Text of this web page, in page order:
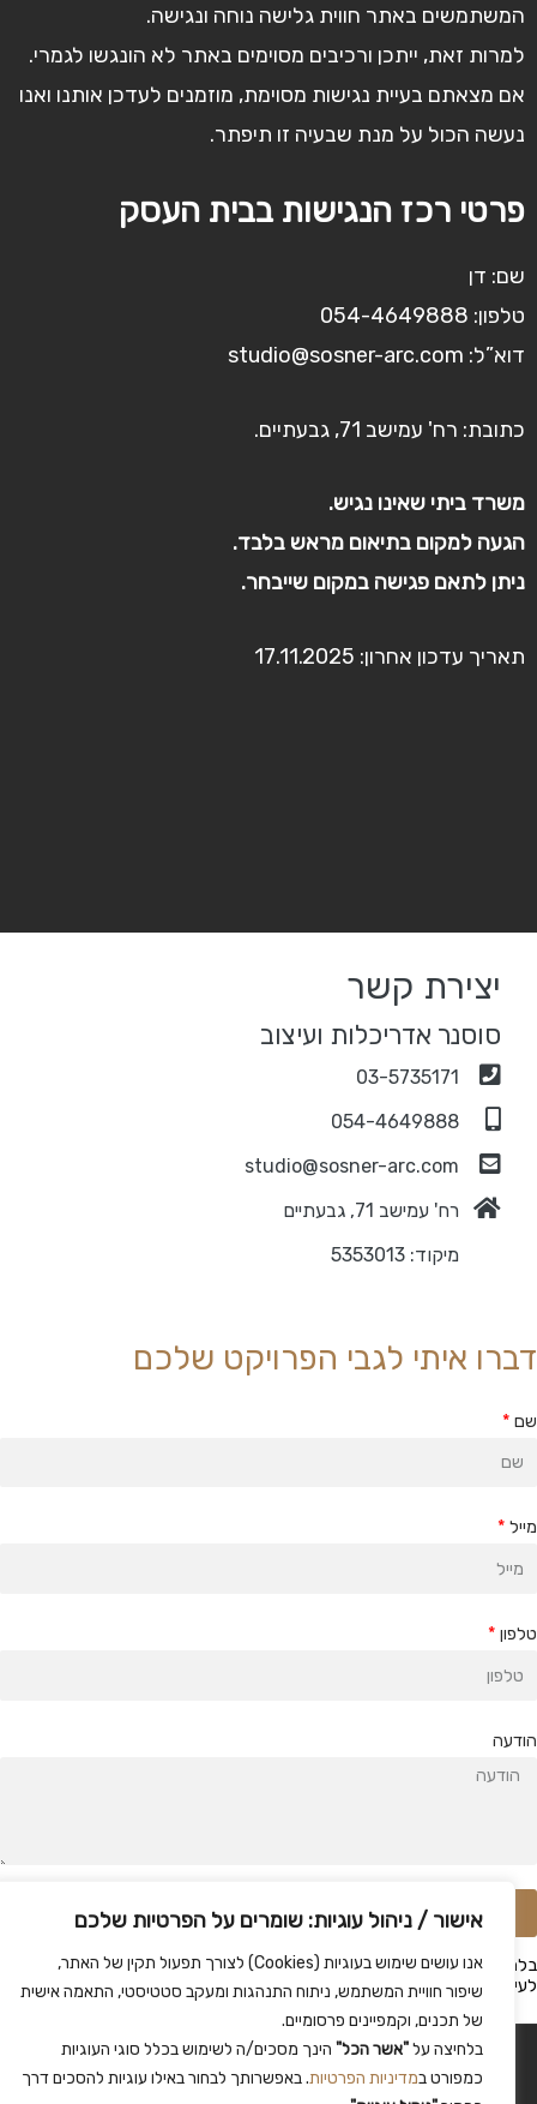
אישור / ניהול עוגיות: שומרים על הפרטיות שלכם
אנו עושים שימוש בעוגיות (Cookies) לצורך תפעול תקין של האתר,
שיפור חוויית המשתמש, ניתוח התנהגות ומעקב סטטיסטי, התאמה אישית
של תכנים, וקמפיינים פרסומיים.
בלחיצה על"אשר הכל"הינך מסכים/ה לשימוש בכלל סוגי העוגיות
כמפורט במדיניות הפרטיות. באפשרותך לבחור באילו עוגיות להסכים דרך
המשתמשים באתר חווית גלישה נוחה ונגישה.
למרות זאת, ייתכן ורכיבים מסוימים באתר לא הונגשו לגמרי.
אם מצאתם בעיית נגישות מסוימת, מוזמנים לעדכן אותנו ואנו
נעשה הכול על מנת שבעיה זו תיפתר.
פרטי רכז הנגישות בבית העסק
שם: דן
טלפון: 054-4649888
דוא”ל: studio@sosner-arc.com
כתובת: רח' עמישב 71, גבעתיים.
משרד ביתי שאינו נגיש.
הגעה למקום בתיאום מראש בלבד.
ניתן לתאם פגישה במקום שייבחר.
תאריך עדכון אחרון: 17.11.2025
איתי לגבי הפרויקט שלכם
שלח
על 'שלח' אני מאשר/ת כי קראתי אתמדיניות הפרטיותואני מסכימ/ה
המידע שנמסר על-ידי בהתאם למדיניות, לצורך טיפול בפנייתי.
יצירת קשר
סוסנר אדריכלות ועיצוב
03-5735171
054-4649888
studio@sosner-arc.com
רח' עמישב 71, גבעתיים
מיקוד: 5353013
© כל הזכויות שמורות ל סוסנר אדריכלות, 2026 | הצהרת נגישות|מפת אתר
בניית אתרים -